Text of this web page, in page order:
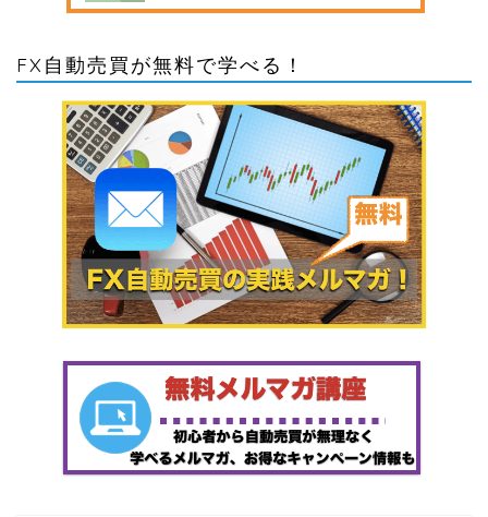
FX自動売買が無料で学べる！